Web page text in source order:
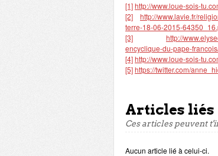
[1]http://www.loue-sois-
[2]
http://www.lavie.fr/
terre-18-06-2015-
[3]
http://
encyclique-du-pape-
[4]http://www.loue-sois-
[5]https://twitter.com/
Articles liés
Ces articles peuvent
Aucun article lié à celui-ci.